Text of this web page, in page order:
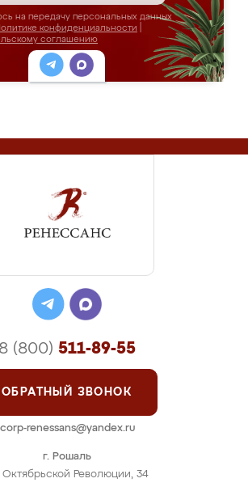
на передачу персональных данных
конфиденциальности
соглашению
г. Рошаль
Октябрьской Революции, 34
8 (800) 511-89-55
ОБРАТНЫЙ ЗВОНОК
corp-renessans@yandex.ru